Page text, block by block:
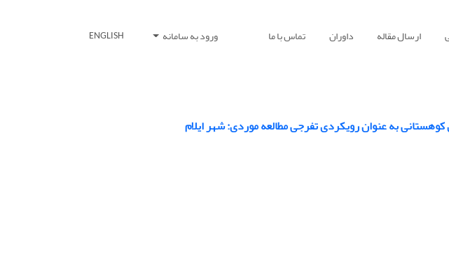
ارسال مقاله داوران تماس با ما ورود به سامانه ENGLISH
به‌ عنوان رویکردی تفرجی مطالعه موردی: شهر ایلام